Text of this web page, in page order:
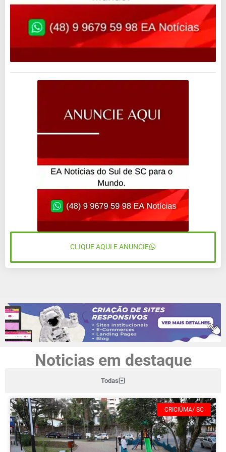
CLIQUE AQUI E ANUNCIE
Noticias em destaque
Todas
CRICIÚMA/ SC